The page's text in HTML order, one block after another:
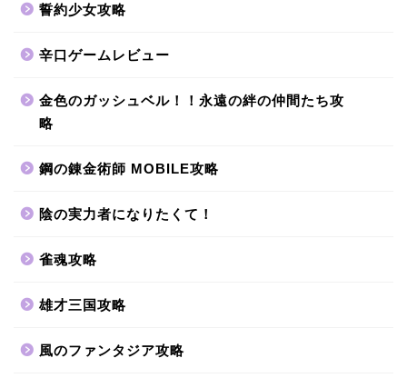
誓約少女攻略
辛口ゲームレビュー
金色のガッシュベル！！永遠の絆の仲間たち攻
略
鋼の錬金術師 MOBILE攻略
陰の実力者になりたくて！
雀魂攻略
雄才三国攻略
風のファンタジア攻略